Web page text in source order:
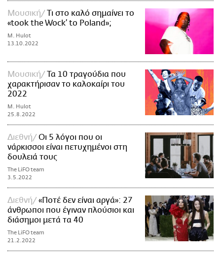
Μουσική
Τι στο καλό σημαίνει το
«took the Wock’ to Poland»;
M. Hulot
13.10.2022
Μουσική
Τα 10 τραγούδια που
χαρακτήρισαν το καλοκαίρι του
2022
M. Hulot
25.8.2022
Διεθνή
Οι 5 λόγοι που οι
νάρκισσοι είναι πετυχημένοι στη
δουλειά τους
The LiFO team
3.5.2022
Διεθνή
«Ποτέ δεν είναι αργά»: 27
άνθρωποι που έγιναν πλούσιοι και
διάσημοι μετά τα 40
The LiFO team
21.2.2022